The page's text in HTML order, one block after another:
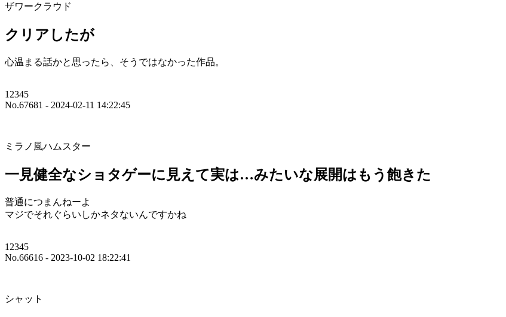
ザワークラウド
クリアしたが
心温まる話かと思ったら、そうではなかった作品。
12345
No.67681 - 2024-02-11 14:22:45
ミラノ風ハムスター
一見健全なショタゲーに見えて実は…みたいな展開はもう飽きた
普通につまんねーよ
マジでそれぐらいしかネタないんですかね
12345
No.66616 - 2023-10-02 18:22:41
シャット